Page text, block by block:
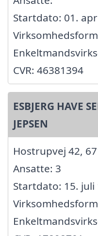
Startdato: 01.
CVR: 46381394
ESBJERG HAVE
JEPSEN
Hostrupvej 42,
Ansatte: 3
Startdato: 15. juli